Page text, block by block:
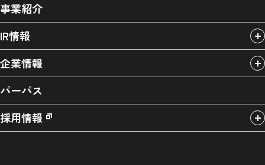
事業紹介
IR情報
企業情報
パーパス
採用情報